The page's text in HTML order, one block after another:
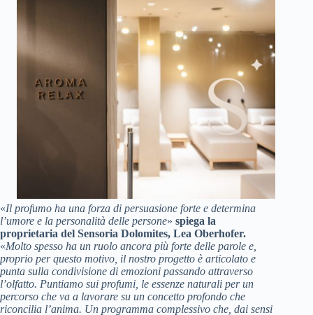
«Il profumo ha una forza di persuasione forte e determina
l’umore e la personalità delle persone» spiega la
proprietaria del Sensoria Dolomites, Lea Oberhofer.
«Molto spesso ha un ruolo ancora più forte delle parole e,
proprio per questo motivo, il nostro progetto è articolato e
punta sulla condivisione di emozioni passando attraverso
l’olfatto. Puntiamo sui profumi, le essenze naturali per un
percorso che va a lavorare su un concetto profondo che
riconcilia l’anima. Un programma complessivo che, dai sensi